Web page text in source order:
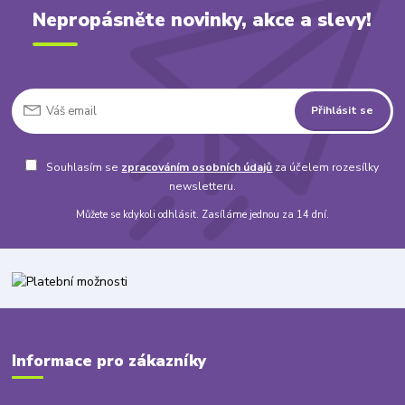
Nepropásněte novinky, akce a slevy!
Přihlásit se
Souhlasím se zpracováním osobních údajů za účelem rozesílky
newsletteru.
Můžete se kdykoli odhlásit. Zasíláme jednou za 14 dní.
Informace pro zákazníky